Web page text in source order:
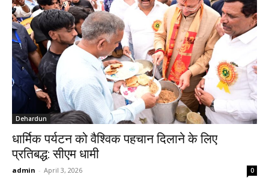
Dehardun
धार्मिक पर्यटन को वैश्विक पहचान दिलाने के लिए
प्रतिबद्ध: सीएम धामी
admin - April 3, 2026 0